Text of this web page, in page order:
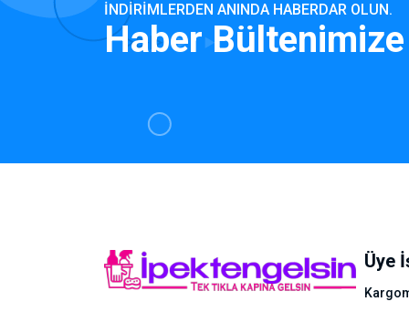
İNDIRIMLERDEN ANINDA HABERDAR OLUN.
Haber
Üye